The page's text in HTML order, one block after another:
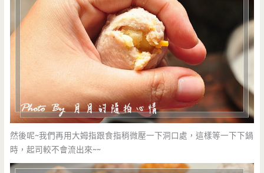
然後呢~我們再用大姆指跟食指稍微壓一下洞口處，這樣等一下下鍋
時，起司較不會流出來~~